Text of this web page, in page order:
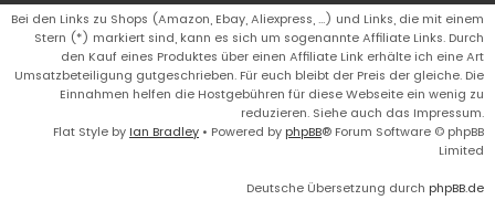
Bei den Links zu Shops (Amazon, Ebay, Aliexpress, ...) und Links, die mit einem
Stern (*) markiert sind, kann es sich um sogenannte Affiliate Links. Durch
den Kauf eines Produktes über einen Affiliate Link erhälte ich eine Art
Umsatzbeteiligung gutgeschrieben. Für euch bleibt der Preis der gleiche. Die
Einnahmen helfen die Hostgebühren für diese Webseite ein wenig zu
reduzieren. Siehe auch das Impressum.
Flat Style by Ian Bradley • Powered by phpBB® Forum Software © phpBB
Limited
Deutsche Übersetzung durch phpBB.de